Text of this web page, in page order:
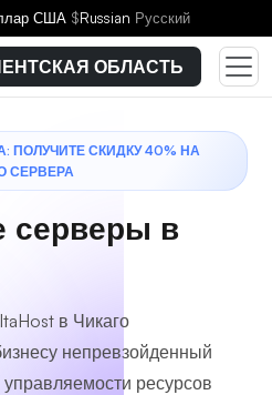
США $Russian Русский
ОБЛАСТЬ
ПОЛУЧИТЕ СКИДКУ 40% НА
СЕРВЕРА
в
в Чикаго
непревзойденный
ресурсов